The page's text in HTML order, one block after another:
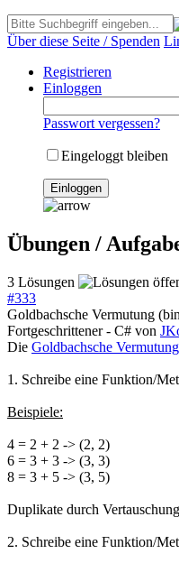
Über diese Seite / Spenden
Registrieren
Einloggen
Passwort vergessen?
Eingeloggt bleiben
Übungen /
3 Lösungen
#333
Goldbachsche Vermutung
Fortgeschrittener - C# von
Die Goldbachsche Vermutung
1. Schreibe eine Funktion/
Beispiele:
4 = 2 + 2 -> (2, 2)
6 = 3 + 3 -> (3, 3)
8 = 3 + 5 -> (3, 5)
Duplikate durch
2. Schreibe eine Funktion/